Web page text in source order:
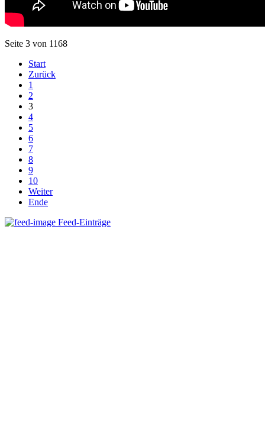
Seite 3 von 1168
Start
Zurück
1
2
3
4
5
6
7
8
9
10
Weiter
Ende
Feed-Einträge